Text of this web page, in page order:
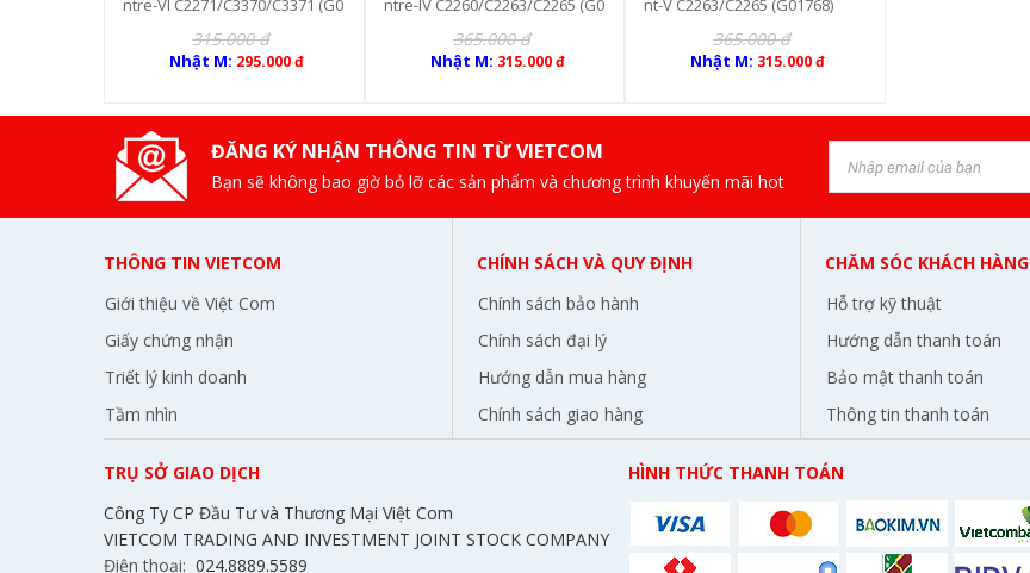
ntre-VI C2271/C3370/C3371 (G0
315.000 đ
Nhật M: 295.000 đ
ntre-IV C2260/C2263/C2265 (G0
365.000 đ
Nhật M: 315.000 đ
nt-V C2263/C2265 (G01768)
365.000 đ
Nhật M: 315.000 đ
ĐĂNG KÝ NHẬN THÔNG TIN TỪ VIETCOM
Bạn sẽ không bao giờ bỏ lỡ các sản phẩm và chương trình khuyến mãi hot
THÔNG TIN VIETCOM
Giới thiệu về Việt Com
Giấy chứng nhận
Triết lý kinh doanh
Tầm nhìn
CHÍNH SÁCH VÀ QUY ĐỊNH
Chính sách bảo hành
Chính sách đại lý
Hướng dẫn mua hàng
Chính sách giao hàng
CHĂM SÓC KHÁCH HÀNG
Hỗ trợ kỹ thuật
Hướng dẫn thanh toán
Bảo mật thanh toán
Thông tin thanh toán
TRỤ SỞ GIAO DỊCH
Công Ty CP Đầu Tư và Thương Mại Việt Com
VIETCOM TRADING AND INVESTMENT JOINT STOCK COMPANY
Điện thoại: 024.8889.5589
HÌNH THỨC THANH TOÁN